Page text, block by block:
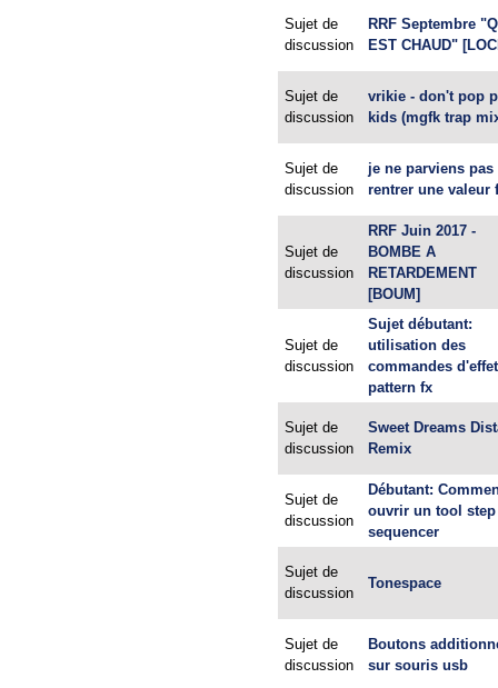
Sujet de
discussion
RRF Septembre
EST CHAUD"
Sujet de
discussion
vrikie - don't pop
kids (mgfk trap
Sujet de
discussion
je ne parviens pas
rentrer une valeur
Sujet de
discussion
RRF Juin 2017 -
BOMBE A
RETARDEMENT
[BOUM]
Sujet de
discussion
Sujet débutant:
utilisation des
commandes
pattern fx
Sujet de
discussion
Sweet Dreams
Remix
Sujet de
discussion
Débutant:
ouvrir un tool step
sequencer
Sujet de
discussion
Tonespace
Sujet de
discussion
Boutons
sur souris usb